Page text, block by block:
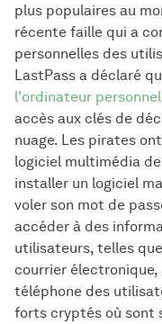
plus populaires au
récente faille qui a
personnelles des
LastPass a déclaré
l'ordinateur
accès aux clés de
nuage. Les pirates
logiciel multimédia
installer un logiciel
voler son mot de
accéder à des
utilisateurs, telles
courrier électronique,
téléphone des
forts cryptés où sont